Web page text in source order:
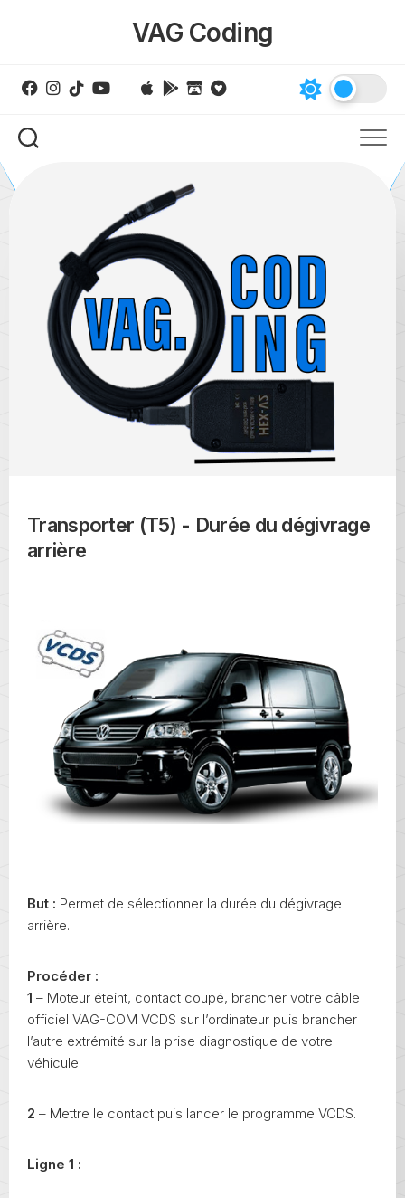
VAG Coding
Transporter (T5) - Durée du dégivrage
arrière
But : Permet de sélectionner la durée du dégivrage
arrière.
Procéder :
1 – Moteur éteint, contact coupé, brancher votre câble
officiel VAG-COM VCDS sur l’ordinateur puis brancher
l’autre extrémité sur la prise diagnostique de votre
véhicule.
2 – Mettre le contact puis lancer le programme VCDS.
Ligne 1 :